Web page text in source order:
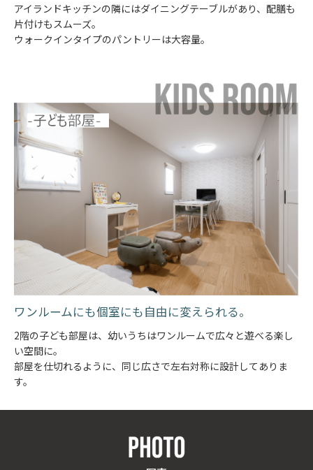
アイランドキッチンの隣にはダイニングテーブルがあり、配膳も
片付けもスムーズ。
ウォークインタイプのパントリーは大容量。
ワンルームにも個室にも自由に変えられる。
2階の子ども部屋は、幼いうちはワンルームで広々と遊べる楽し
い空間に。
部屋を仕切れるように、同じ広さで左右対称に設計してありま
す。